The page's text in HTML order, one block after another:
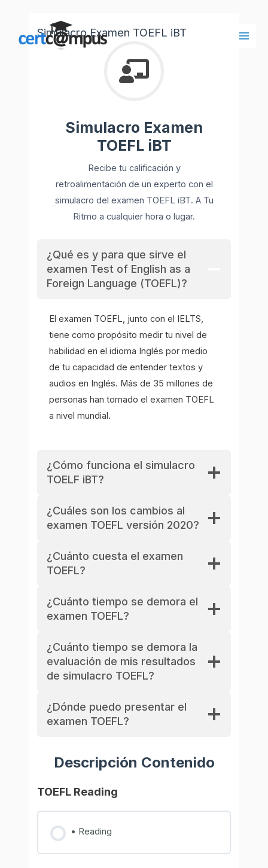
contenido
Simulacro Examen TOEFL iBT
Simulacro Examen
TOEFL iBT
Recibe tu calificación y
retroalimentación de un experto con el
simulacro del examen TOEFL iBT. A Tu
Ritmo a cualquier hora o lugar.
¿Qué es y para que sirve el
examen Test of English as a
Foreign Language (TOEFL)?
El examen TOEFL, junto con el IELTS,
tiene como propósito medir tu nivel de
habilidad en el idioma Inglés por medio
de tu capacidad de entender textos y
audios en Inglés. Más de 35 millones de
personas han tomado el examen TOEFL
a nivel mundial.
¿Cómo funciona el simulacro
TOELF iBT?
¿Cuáles son los cambios al
examen TOEFL versión 2020?
¿Cuánto cuesta el examen
TOEFL?
¿Cuánto tiempo se demora el
examen TOEFL?
¿Cuánto tiempo se demora la
evaluación de mis resultados
de simulacro TOEFL?
¿Dónde puedo presentar el
examen TOEFL?
Descripción Contenido
TOEFL Reading
• Reading